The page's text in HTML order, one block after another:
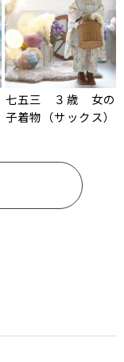
七五三 ３歳 女の
子着物（サックス）